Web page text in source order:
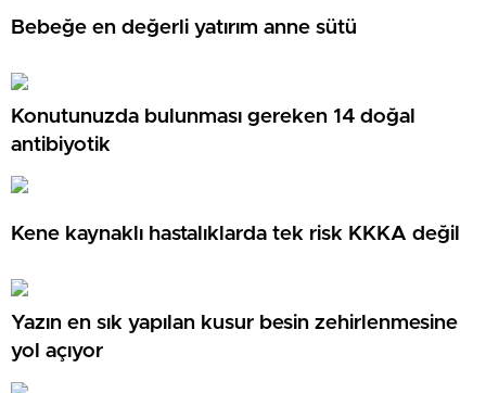
Bebeğe en değerli yatırım anne sütü
Konutunuzda bulunması gereken 14 doğal
antibiyotik
Kene kaynaklı hastalıklarda tek risk KKKA değil
Yazın en sık yapılan kusur besin zehirlenmesine
yol açıyor